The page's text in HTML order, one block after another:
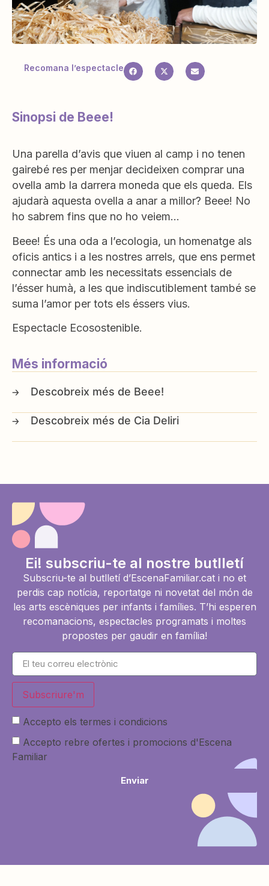
Recomana l’espectacle
Sinopsi de Beee!
Una parella d’avis que viuen al camp i no tenen
gairebé res per menjar decideixen comprar una
ovella amb la darrera moneda que els queda. Els
ajudarà aquesta ovella a anar a millor? Beee! No
ho sabrem fins que no ho veiem…
Beee! És una oda a l’ecologia, un homenatge als
oficis antics i a les nostres arrels, que ens permet
connectar amb les necessitats essencials de
l’ésser humà, a les que indiscutiblement també se
suma l’amor per tots els éssers vius.
Espectacle Ecosostenible.
Més informació
Beee!
Cia Deliri
Ei! subscriu-te al nostre butlletí
Subscriu-te al butlletí d’EscenaFamiliar.cat i no et
perdis cap notícia, reportatge ni novetat del món de
les arts escèniques per infants i famílies. T’hi esperen
recomanacions, espectacles programats i moltes
propostes per gaudir en família!
Subscriure'm
Accepto els termes i condicions
Accepto rebre ofertes i promocions d'Escena
Familiar
Enviar